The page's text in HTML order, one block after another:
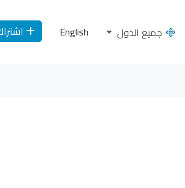
English